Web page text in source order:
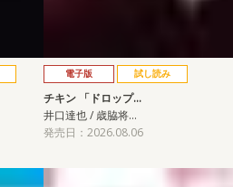
電子版 試し読み
チキン 「ドロップ…
井口達也 / 歳脇将…
発売日：2026.08.06